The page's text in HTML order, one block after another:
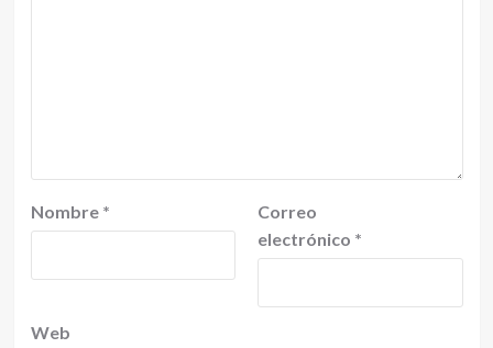
Nombre *
Correo
electrónico *
Web